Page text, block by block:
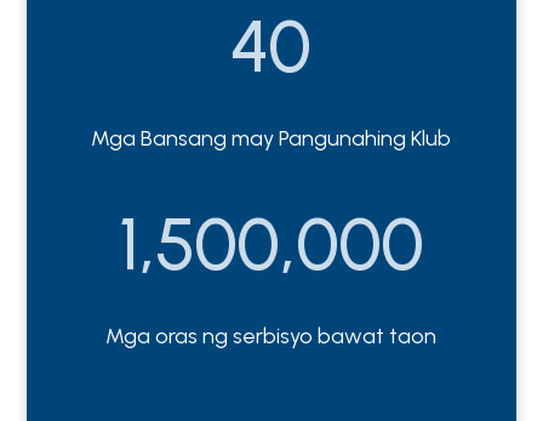
40
Mga Bansang may Pangunahing Klub
1,500,000
Mga oras ng serbisyo bawat taon